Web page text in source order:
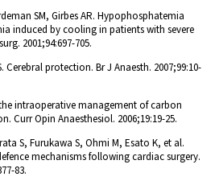
SM, Girbes AR. Hypophosphatemia
induced by cooling in patients with severe
2001;94:697-705.
Cerebral protection. Br J Anaesth. 2007;99:10-
intraoperative management of carbon
Curr Opin Anaesthesiol. 2006;19:19-25.
S, Furukawa S, Ohmi M, Esato K, et al.
mechanisms following cardiac surgery.
83.